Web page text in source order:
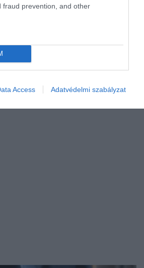
fraud prevention, and other
Access Adatvédelmi szabályzat
piacfelügyeleti bírságot szabott ki egy
tevékenységével félrevezető, hamis